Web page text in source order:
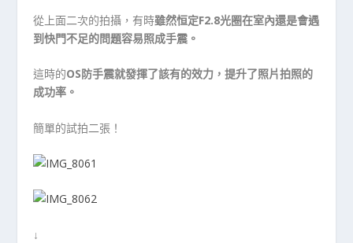
從上面二次的拍攝，有時雖然恒定F2.8光圈在室內還是會遇
到快門不足的問題容易照成手震。
這時的OS防手震就發揮了該有的效力，提升了照片拍照的
成功率。
簡單的試拍二張！
↓